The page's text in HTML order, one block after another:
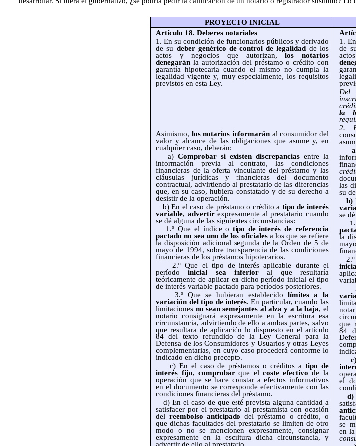
PROYECTO INICIAL
Artículo 18. Deberes notariales
1. En su condición de funcionarios públicos y derivado
de su deber genérico de control de legalidad de los
actos y negocios que autorizan,los notarios
denegarán la autorización del préstamo o crédito con
garantía hipotecaria cuando el mismo no cumpla la
legalidad vigente y, muy especialmente, los requisitos
previstos en esta Ley.
Asimismo, los notarios informarán al consumidor del
valor y alcance de las obligaciones que asume y, en
cualquier caso, deberán:
a)Comprobar si existen discrepanciasentre la
información previa al contrato, las condiciones
financieras de la oferta vinculante del préstamo y las
cláusulas jurídicas y financieras del documento
contractual, advirtiendo al prestatario de las diferencias
que, en su caso, hubiera constatado y de su derecho a
desistir de la operación.
b) En el caso de préstamo o crédito a tipo de interés
variable, advertirexpresamente al prestatario cuando
se dé alguna de las siguientes circunstancias:
1.º Que el índice o tipo de interés de referencia
pactado no sea uno de los oficialesa los que se refiere
la disposición adicional segunda de la Orden de 5 de
mayo de 1994, sobre transparencia de las condiciones
financieras de los préstamos hipotecarios.
2.º Que el tipo de interés aplicable durante el
períodoinicial sea inferior al que resultaría
teóricamente de aplicar en dicho período inicial el tipo
de interés variable pactado para períodos posteriores.
3.º Que se hubieran establecidolímites a la
variación del tipo de interés. En particular, cuando las
limitaciones no sean semejantes al alza y a la baja, el
notario consignará expresamente en la escritura esa
circunstancia, advirtiendo de ello a ambas partes, salvo
que resultara de aplicación lo dispuesto en el artículo
84 del texto refundido de la Ley General para la
Defensa de los Consumidores y Usuarios y otras Leyes
complementarias, en cuyo caso procederá conforme lo
indicado en dicho precepto.
c) En el caso de préstamos o créditos a tipo de
interés fijo, comprobarque el coste efectivo de la
operación que se hace constar a efectos informativos
en el documento se corresponde efectivamente con las
condiciones financieras del préstamo.
d) En el caso de que esté prevista alguna cantidad a
satisfacerpor el prestatarioal prestamista con ocasión
del reembolso anticipado del préstamo o crédito, o
que dichas facultades del prestatario se limiten de otro
modo o no se mencionen expresamente, consignar
expresamente en la escritura dicha circunstancia, y
advertir de ello al prestatario.
1.
de
Del
la
2.
a)
las
su
b)
se
la
2.º
que
84
c)
el
d)
se
en